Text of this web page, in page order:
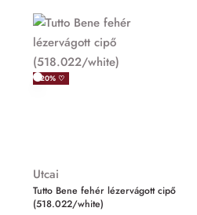
-20% ♡
Utcai
Tutto Bene fehér lézervágott cipő
(518.022/white)